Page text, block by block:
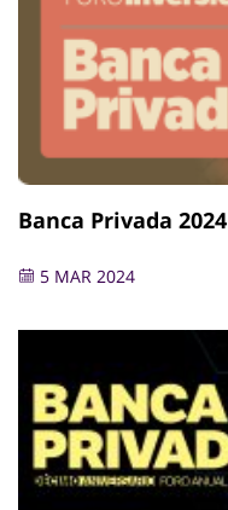
Banca Privada 2024
5 MAR 2024